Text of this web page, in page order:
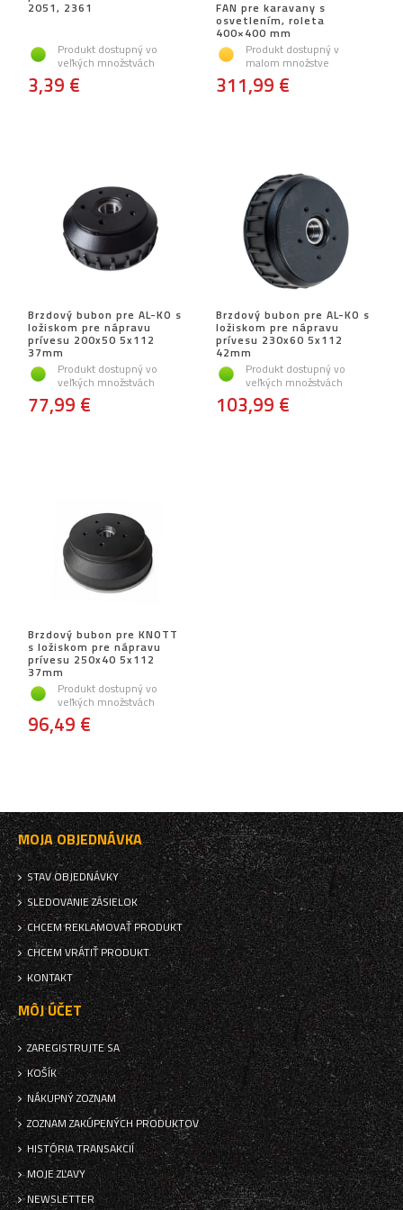
2051, 2361
Produkt dostupný vo
veľkých množstvách
3,39 €
FAN pre karavany s
osvetlením, roleta
400×400 mm
Produkt dostupný v
malom množstve
311,99 €
Brzdový bubon pre AL-KO s
ložiskom pre nápravu
prívesu 200x50 5x112
37mm
Produkt dostupný vo
veľkých množstvách
77,99 €
Brzdový bubon pre AL-KO s
ložiskom pre nápravu
prívesu 230x60 5x112
42mm
Produkt dostupný vo
veľkých množstvách
103,99 €
Brzdový bubon pre KNOTT
s ložiskom pre nápravu
prívesu 250x40 5x112
37mm
Produkt dostupný vo
veľkých množstvách
96,49 €
MOJA OBJEDNÁVKA
STAV OBJEDNÁVKY
SLEDOVANIE ZÁSIELOK
CHCEM REKLAMOVAŤ PRODUKT
CHCEM VRÁTIŤ PRODUKT
KONTAKT
MÔJ ÚČET
ZAREGISTRUJTE SA
KOŠÍK
NÁKUPNÝ ZOZNAM
ZOZNAM ZAKÚPENÝCH PRODUKTOV
HISTÓRIA TRANSAKCIÍ
MOJE ZĽAVY
NEWSLETTER